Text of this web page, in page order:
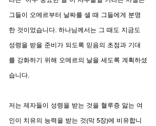
그들이 오메르부터 날짜를 셀 때 그들에게 분명
한 것이었습니다. 하나님께서는 그 때도 지금도
성령을 받을 준비가 되도록 믿음의 초점과 기대
를 강화하기 위해 오메르의 날을 세도록 계획하셨
습니다.
저는 제자들이 성령을 받는 것을 혈루증 앓는 여
인이 치유의 능력을 받는 것(막 5장)에 비유합니